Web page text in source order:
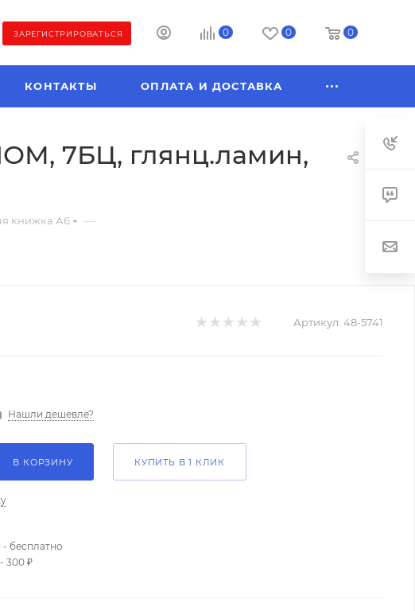
ЗАРЕГИСТРИРОВАТЬСЯ 0 0 0
КОНТАКТЫ ОПЛАТА И ДОСТАВКА
7БЦ, глянц.ламин,
книжка А6 —
Артикул: 48-5741
Нашли дешевле?
В КОРЗИНУ КУПИТЬ В 1 КЛИК
бесплатно
300 ₽